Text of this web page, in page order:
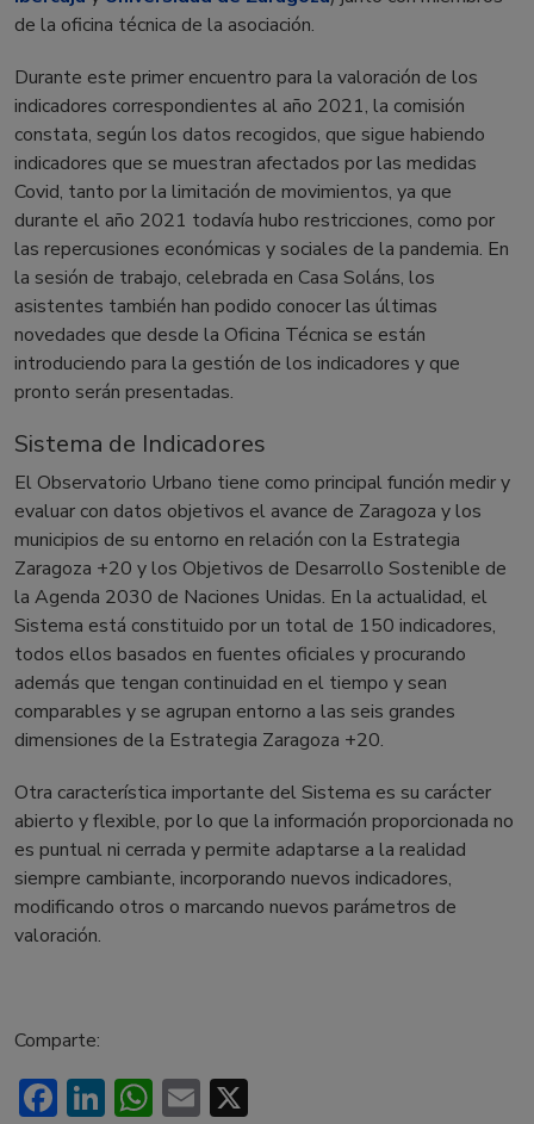
de la oficina técnica de la asociación.
Durante este primer encuentro para la valoración de los
indicadores correspondientes al año 2021, la comisión
constata, según los datos recogidos, que sigue habiendo
indicadores que se muestran afectados por las medidas
Covid, tanto por la limitación de movimientos, ya que
durante el año 2021 todavía hubo restricciones, como por
las repercusiones económicas y sociales de la pandemia. En
la sesión de trabajo, celebrada en Casa Soláns, los
asistentes también han podido conocer las últimas
novedades que desde la Oficina Técnica se están
introduciendo para la gestión de los indicadores y que
pronto serán presentadas.
Sistema de Indicadores
El Observatorio Urbano tiene como principal función medir y
evaluar con datos objetivos el avance de Zaragoza y los
municipios de su entorno en relación con la Estrategia
Zaragoza +20 y los Objetivos de Desarrollo Sostenible de
la Agenda 2030 de Naciones Unidas. En la actualidad, el
Sistema está constituido por un total de 150 indicadores,
todos ellos basados en fuentes oficiales y procurando
además que tengan continuidad en el tiempo y sean
comparables y se agrupan entorno a las seis grandes
dimensiones de la Estrategia Zaragoza +20.
Otra característica importante del Sistema es su carácter
abierto y flexible, por lo que la información proporcionada no
es puntual ni cerrada y permite adaptarse a la realidad
siempre cambiante, incorporando nuevos indicadores,
modificando otros o marcando nuevos parámetros de
valoración.
Comparte:
Facebook
LinkedIn
WhatsApp
Email